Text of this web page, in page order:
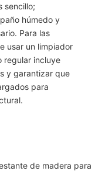
sencillo;
húmedo y
Para las
usar un limpiador
regular incluye
y garantizar que
para
de madera para